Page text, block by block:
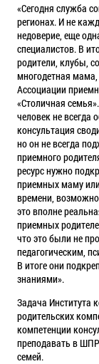
«Сегодня служба
регионах. И не
недоверие, еще
специалистов. В
родители, клубы,
многодетная
Ассоциации
«Столичная
человек не всегда
консультация
но он не всегда
приемного
ресурс нужно
приемных маму или
времени,
это вполне
приемных
что это были не
педагогическим,
В итоге они
знаниями».
Задача Института
родительских
компетенции
преподавать в
семей.